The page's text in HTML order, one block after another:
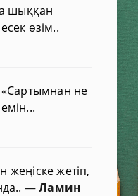
шыққан
өзім..
не
жетіп,
—Ламин